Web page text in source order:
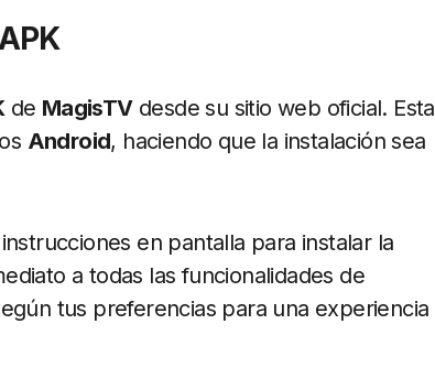
de MagisTVdesde su sitio web oficial. Esta
Android, haciendo que la instalación sea
en pantalla para instalar la
a todas las funcionalidades de
tus preferencias para una experiencia